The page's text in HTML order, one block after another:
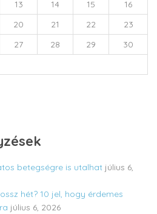
13 14 15
16
20 21 22
23
27 28 29
30
betegségre is utalhat július 6,
hét? 10 jel, hogy érdemes
július 6, 2026